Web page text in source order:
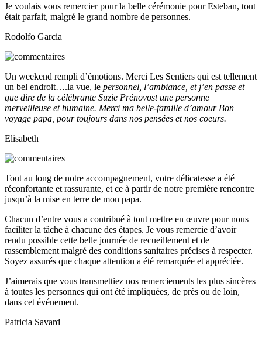
Je voulais vous remercier pour la belle cérémonie pour Esteban, tout
était parfait, malgré le grand nombre de personnes.
Rodolfo Garcia
Un weekend rempli d’émotions. Merci Les Sentiers qui est tellement
un bel endroit….la vue, le personnel, l’ambiance, et j’en passe et
que dire de la célébrante Suzie Prénovost une personne
merveilleuse et humaine. Merci ma belle-famille d’amour Bon
voyage papa, pour toujours dans nos pensées et nos coeurs.
Elisabeth
Tout au long de notre accompagnement, votre délicatesse a été
réconfortante et rassurante, et ce à partir de notre première rencontre
jusqu’à la mise en terre de mon papa.
Chacun d’entre vous a contribué à tout mettre en œuvre pour nous
faciliter la tâche à chacune des étapes. Je vous remercie d’avoir
rendu possible cette belle journée de recueillement et de
rassemblement malgré des conditions sanitaires précises à respecter.
Soyez assurés que chaque attention a été remarquée et appréciée.
J’aimerais que vous transmettiez nos remerciements les plus sincères
à toutes les personnes qui ont été impliquées, de près ou de loin,
dans cet événement.
Patricia Savard